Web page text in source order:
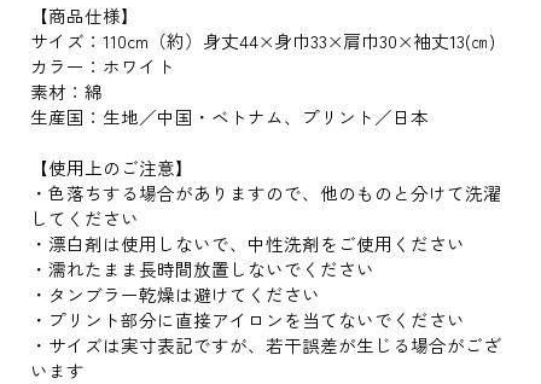
【商品仕様】
サイズ：110cm（約）身丈44×身巾33×肩巾30×袖丈13(㎝)
カラー：ホワイト
素材：綿
生産国：生地／中国・ベトナム、プリント／日本
【使用上のご注意】
・色落ちする場合がありますので、他のものと分けて洗濯
してください
・漂白剤は使用しないで、中性洗剤をご使用ください
・濡れたまま長時間放置しないでください
・タンブラー乾燥は避けてください
・プリント部分に直接アイロンを当てないでください
・サイズは実寸表記ですが、若干誤差が生じる場合がござ
います